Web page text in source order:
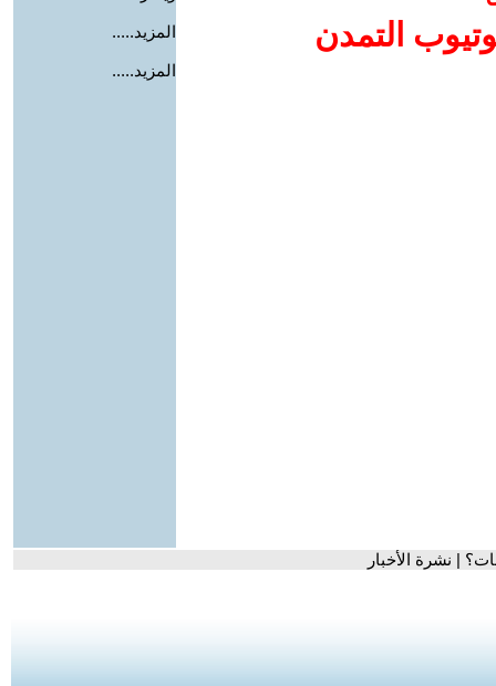
التمدن
المزيد.....
المزيد.....
| نشرة الأخبار